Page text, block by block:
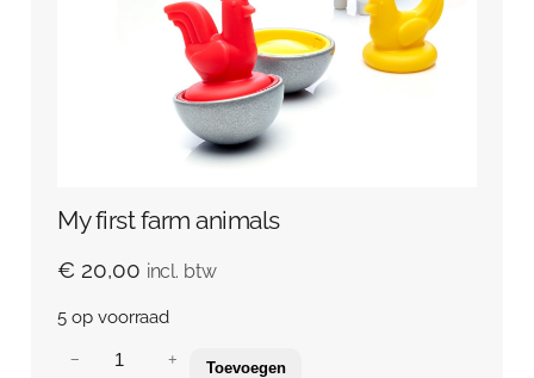
My first farm animals
€ 20,00 incl. btw
5 op voorraad
M− + Toevoegen